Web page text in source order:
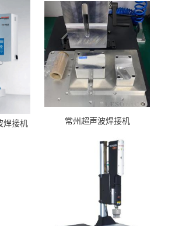
焊接机 常州超声波焊接机